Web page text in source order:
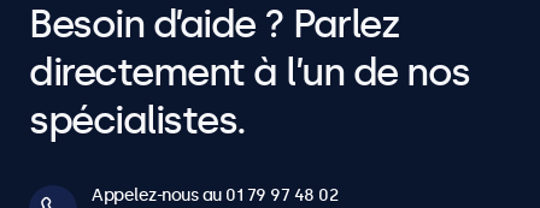
Besoin d’aide ? Parlez
directement à l’un de nos
spécialistes.
Appelez-nous au 01 79 97 48 02